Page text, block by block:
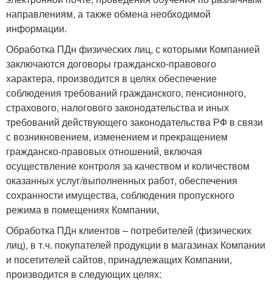
направлениям, а также обмена необходимой
информации.
Обработка ПДн физических лиц, с которыми Компанией
заключаются договоры гражданско-правового
характера, производится в целях обеспечение
соблюдения требований гражданского, пенсионного,
страхового, налогового законодательства и иных
требований действующего законодательства РФ в связи
с возникновением, изменением и прекращением
гражданско-правовых отношений, включая
осуществление контроля за качеством и количеством
оказанных услуг/выполненных работ, обеспечения
сохранности имущества, соблюдения пропускного
режима в помещениях Компании,
Обработка ПДн клиентов – потребителей (физических
лиц), в т.ч. покупателей продукции в магазинах Компании
и посетителей сайтов, принадлежащих Компании,
производится в следующих целях: